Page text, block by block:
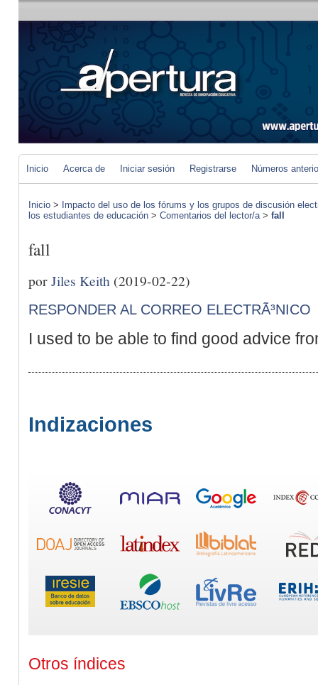
Inicio Acerca de Iniciar sesión Registrarse Números
Inicio > Impacto del uso de los fórums y los grupos de discusión
los estudiantes de educación > Comentarios del lector/a> fall
fall
porJiles Keith (2019-02-22)
RESPONDER AL CORREO ELECTRÃ³NICO
I used to be able to find good advice
Indizaciones
Otros índices